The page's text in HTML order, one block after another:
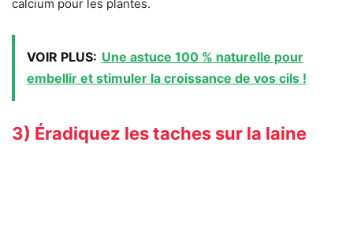
calcium pour les plantes.
VOIR PLUS: Une astuce 100 % naturelle pour
embellir et stimuler la croissance de vos cils !
3) Éradiquez les taches sur la laine